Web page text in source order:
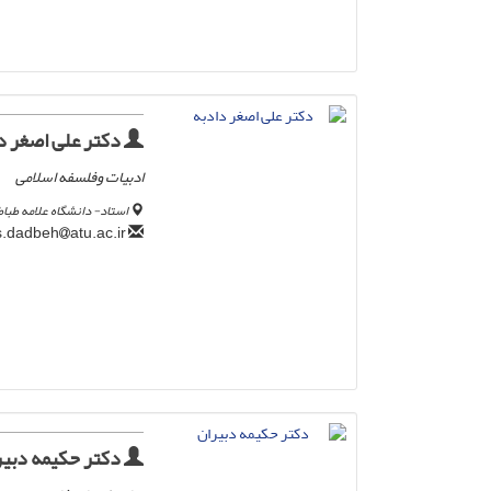
دکتر علی اصغر
ادبیات وفلسفه اسلامی
استاد- دانشگاه علامه
atu.ac.ir
دکتر حکیمه